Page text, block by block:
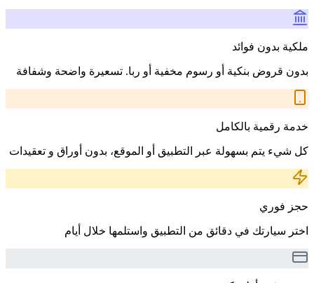
ملكية بدون فوائد
بدون قروض بنكية أو رسوم مخفية أو ربا. تسعيرة واضحة وشفافة
خدمة رقمية بالكامل
كل شيء يتم بسهولة عبر التطبيق أو الموقع، بدون أوراق و تعقيدات
حجز فوري
اختر سيارتك في دقائق من التطبيق واستلمها خلال أيام